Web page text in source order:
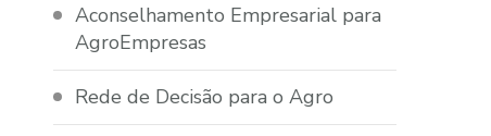
Aconselhamento Empresarial para
AgroEmpresas
Rede de Decisão para o Agro